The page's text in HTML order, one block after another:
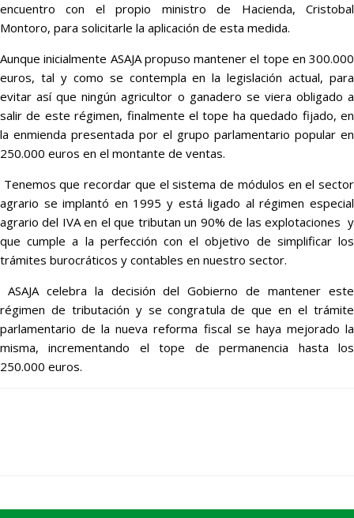
encuentro con el propio ministro de Hacienda, Cristobal
Montoro, para solicitarle la aplicación de esta medida.
Aunque inicialmente ASAJA propuso mantener el tope en 300.000
euros, tal y como se contempla en la legislación actual, para
evitar así que ningún agricultor o ganadero se viera obligado a
salir de este régimen, finalmente el tope ha quedado fijado, en
la enmienda presentada por el grupo parlamentario popular en
250.000 euros en el montante de ventas.
Tenemos que recordar que el sistema de módulos en el sector
agrario se implantó en 1995 y está ligado al régimen especial
agrario del IVA en el que tributan un 90% de las explotaciones y
que cumple a la perfección con el objetivo de simplificar los
trámites burocráticos y contables en nuestro sector.
ASAJA celebra la decisión del Gobierno de mantener este
régimen de tributación y se congratula de que en el trámite
parlamentario de la nueva reforma fiscal se haya mejorado la
misma, incrementando el tope de permanencia hasta los
250.000 euros.